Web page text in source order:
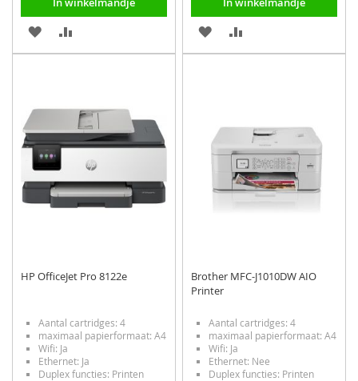
VOEG
TOE
VERLANGLIJST
OM
VERGELIJKEN
VOEG
TOE OM
HP OfficeJet Pro 8122e
Aantal cartridges: 4
maximaal papierformaat: A4
Wifi: Ja
Ethernet: Ja
Duplex functies: Printen
Brother MFC-J1010DW AIO
Printer
Aantal cartridges: 4
maximaal papierformaat: A4
Wifi: Ja
Ethernet: Nee
Duplex functies: Printen